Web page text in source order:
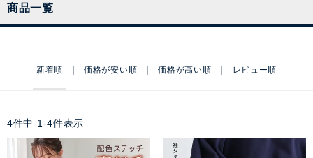
商品一覧
新着順 価格が安い順 価格が高い順 レビュー順
4件中 1 -4件表示